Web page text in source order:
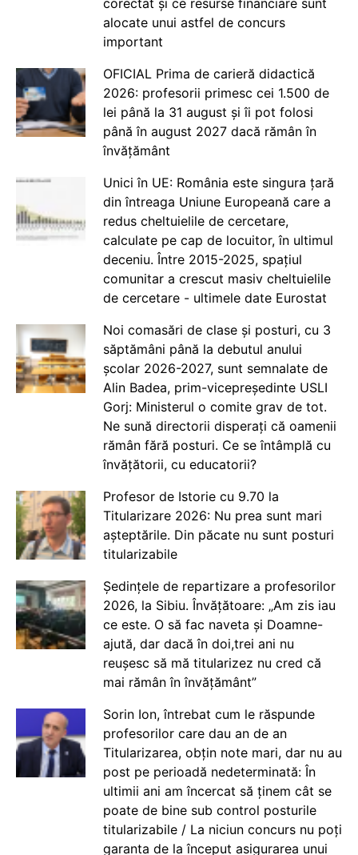
alocate unui astfel de concurs
important
OFICIAL Prima de carieră didactică
2026: profesorii primesc cei 1.500 de
lei până la 31 august și îi pot folosi
până în august 2027 dacă rămân în
învățământ
Unici în UE: România este singura țară
din întreaga Uniune Europeană care a
redus cheltuielile de cercetare,
calculate pe cap de locuitor, în ultimul
deceniu. Între 2015-2025, spațiul
comunitar a crescut masiv cheltuielile
de cercetare - ultimele date Eurostat
Noi comasări de clase și posturi, cu 3
săptămâni până la debutul anului
școlar 2026-2027, sunt semnalate de
Alin Badea, prim-vicepreședinte USLI
Gorj: Ministerul o comite grav de tot.
Ne sună directorii disperați că oamenii
rămân fără posturi. Ce se întâmplă cu
învățătorii, cu educatorii?
Profesor de Istorie cu 9.70 la
Titularizare 2026: Nu prea sunt mari
așteptările. Din păcate nu sunt posturi
titularizabile
Ședințele de repartizare a profesorilor
2026, la Sibiu. Învățătoare: „Am zis iau
ce este. O să fac naveta și Doamne-
ajută, dar dacă în doi,trei ani nu
reușesc să mă titularizez nu cred că
mai rămân în învățământ”
Sorin Ion, întrebat cum le răspunde
profesorilor care dau an de an
Titularizarea, obțin note mari, dar nu au
post pe perioadă nedeterminată: În
ultimii ani am încercat să ținem cât se
poate de bine sub control posturile
titularizabile / La niciun concurs nu poți
garanta de la început asigurarea unui